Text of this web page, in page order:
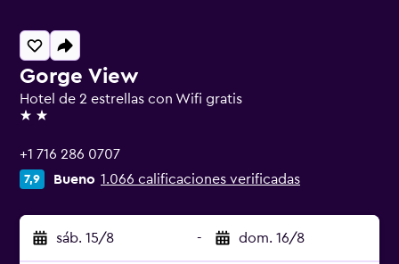
Gorge View
Hotel de 2 estrellas con Wifi gratis
2 estrellas
+1 716 286 0707
7,9 Bueno 1.066 calificaciones verificadas
sáb. 15/8 - dom. 16/8